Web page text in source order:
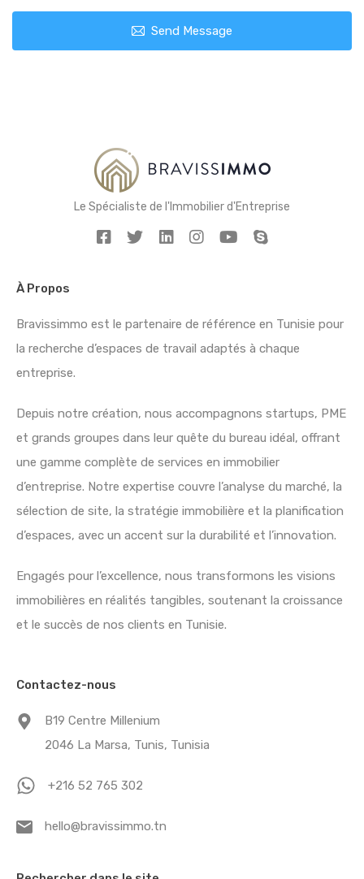
Send Message
Le Spécialiste de l'Immobilier d'Entreprise
À Propos
Bravissimmo est le partenaire de référence en Tunisie pour
la recherche d’espaces de travail adaptés à chaque
entreprise.
Depuis notre création, nous accompagnons startups, PME
et grands groupes dans leur quête du bureau idéal, offrant
une gamme complète de services en immobilier
d’entreprise. Notre expertise couvre l’analyse du marché, la
sélection de site, la stratégie immobilière et la planification
d’espaces, avec un accent sur la durabilité et l’innovation.
Engagés pour l’excellence, nous transformons les visions
immobilières en réalités tangibles, soutenant la croissance
et le succès de nos clients en Tunisie.
Contactez-nous
B19 Centre Millenium
2046 La Marsa, Tunis, Tunisia
+216 52 765 302
hello@bravissimmo.tn